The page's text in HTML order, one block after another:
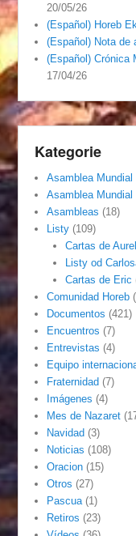
20/05/26
(Español) Horeb
(Español) Nota de
(Español) Crónica
17/04/26
Kategorie
Asamblea Mundial
Asamblea Mundial
Asambleas (18)
Listy (109)
Cartas de
Listy od
Cartas de Eric
Comunidad Horeb
Documentos (421)
Encuentros (7)
Entrevistas (4)
Equipo
Fraternidad (7)
Imágenes (4)
Mes de Nazaret
Navidad (3)
Noticias (108)
Oracion (15)
Otros (27)
Pascua (1)
Retiros (23)